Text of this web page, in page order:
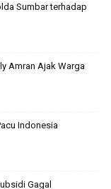
Sumbar terhadap
Amran Ajak Warga
Indonesia
Gagal